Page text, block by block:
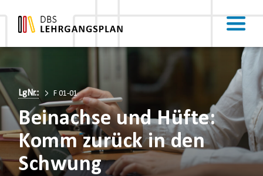
LgNr.: F 01-01
Beinachse und Hüfte:
Komm zurück in den
Schwung